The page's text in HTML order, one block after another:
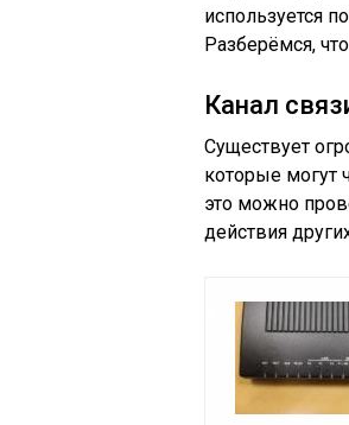
используется
Разберёмся,
Канал
Существует
которые могут
это можно
действия